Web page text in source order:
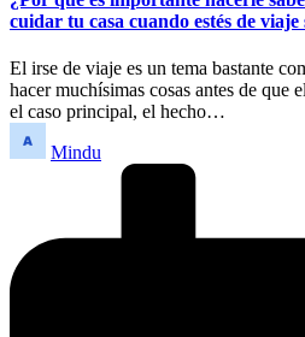
cuidar tu casa cuando estés de viaje
El irse de viaje es un tema bastante
hacer muchísimas cosas antes de que
el caso principal, el hecho…
Publicado
Mindu